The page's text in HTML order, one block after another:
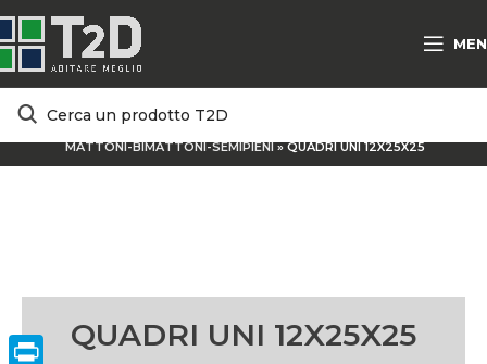
MATTONI-BIMATTONI-SEMIPIENI» QUADRI UNI 12X25X25
QUADRI UNI 12X25X25